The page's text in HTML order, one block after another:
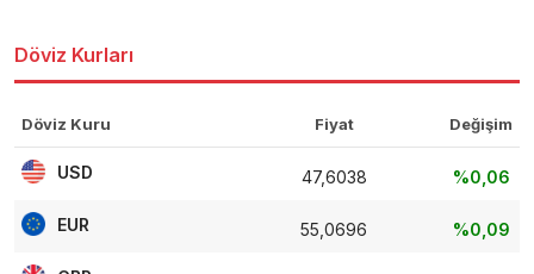
Döviz Kurları
Döviz Kuru Fiyat Değişim
USD 47,6038 %0,06
EUR 55,0696 %0,09